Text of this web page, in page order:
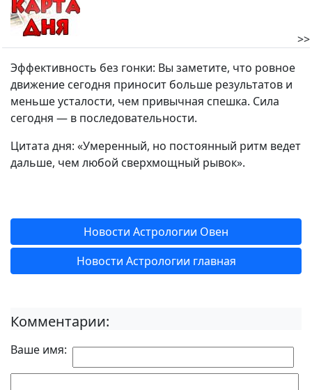
>>
Эффективность без гонки: Вы заметите, что ровное
движение сегодня приносит больше результатов и
меньше усталости, чем привычная спешка. Сила
сегодня — в последовательности.
Цитата дня: «Умеренный, но постоянный ритм ведет
дальше, чем любой сверхмощный рывок».
Новости Астрологии Овен
Новости Астрологии главная
Комментарии:
Ваше имя: